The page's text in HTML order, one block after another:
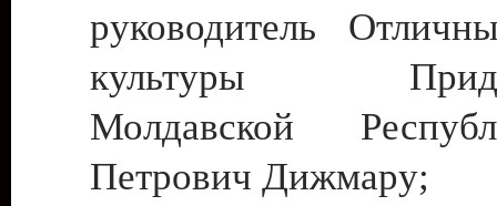
руководитель
культуры
Молдавской
Петрович Дижмару;